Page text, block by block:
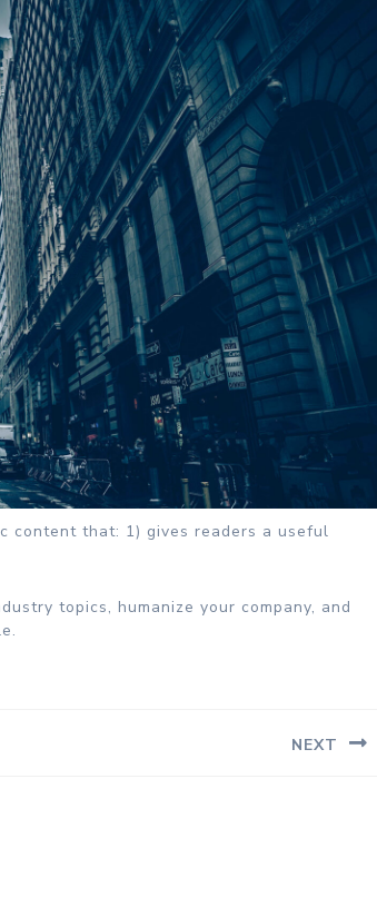
content that: 1) gives readers a useful
topics, humanize your company, and
NEXT